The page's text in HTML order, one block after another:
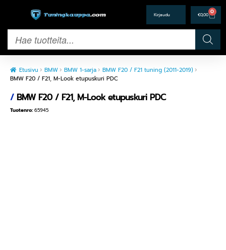
€0,00 0
Etusivu BMW BMW 1-sarja
BMW F20 / F21 tuning (2011-2019)
BMW F20 / F21, M-Look etupuskuri PDC
/BMW F20 / F21, M-Look etupuskuri PDC
Tuotenro: 65945